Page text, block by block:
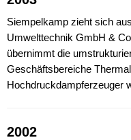
Siempelkamp zieht sich
Umwelttechnik GmbH &
übernimmt die
Geschäftsbereiche
Hochdruckdampferzeuger
2002